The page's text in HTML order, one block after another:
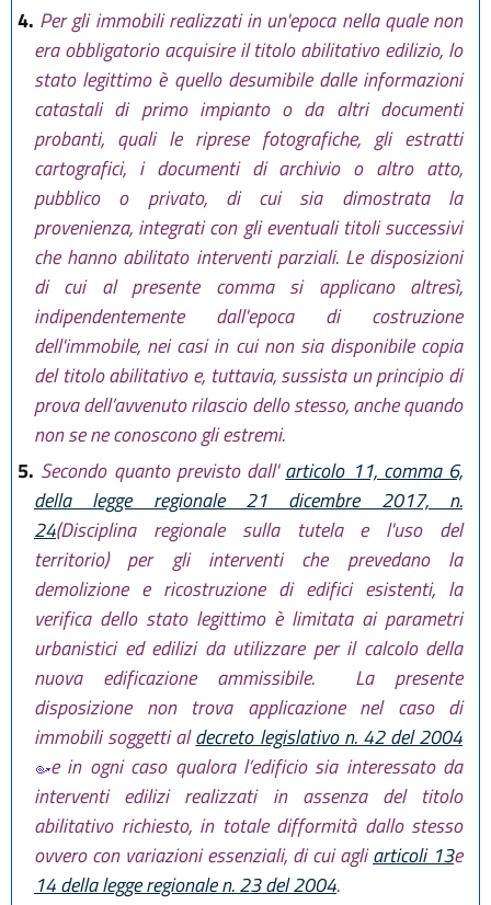
4. Per gli immobili realizzati in un'epoca nella quale non
era obbligatorio acquisire il titolo abilitativo edilizio, lo
stato legittimo è quello desumibile dalle informazioni
catastali di primo impianto o da altri documenti
probanti, quali le riprese fotografiche, gli estratti
cartografici, i documenti di archivio o altro atto,
pubblico o privato, di cui sia dimostrata la
provenienza, integrati con gli eventuali titoli successivi
che hanno abilitato interventi parziali. Le disposizioni
di cui al presente comma si applicano altresì,
indipendentemente dall'epoca di costruzione
dell'immobile, nei casi in cui non sia disponibile copia
del titolo abilitativo e, tuttavia, sussista un principio di
prova dell’avvenuto rilascio dello stesso, anche quando
non se ne conoscono gli estremi.
5. Secondo quanto previsto dall'articolo 11, comma 6,
della legge regionale 21 dicembre 2017, n.
24(Disciplina regionale sulla tutela e l'uso del
territorio) per gli interventi che prevedano la
demolizione e ricostruzione di edifici esistenti, la
verifica dello stato legittimo è limitata ai parametri
urbanistici ed edilizi da utilizzare per il calcolo della
nuova edificazione ammissibile. La presente
disposizione non trova applicazione nel caso di
immobili soggetti aldecreto legislativo n. 42 del 2004
e in ogni caso qualora l’edificio sia interessato da
interventi edilizi realizzati in assenza del titolo
abilitativo richiesto, in totale difformità dallo stesso
ovvero con variazioni essenziali, di cui agliarticoli 13e
14 della legge regionale n. 23 del 2004.